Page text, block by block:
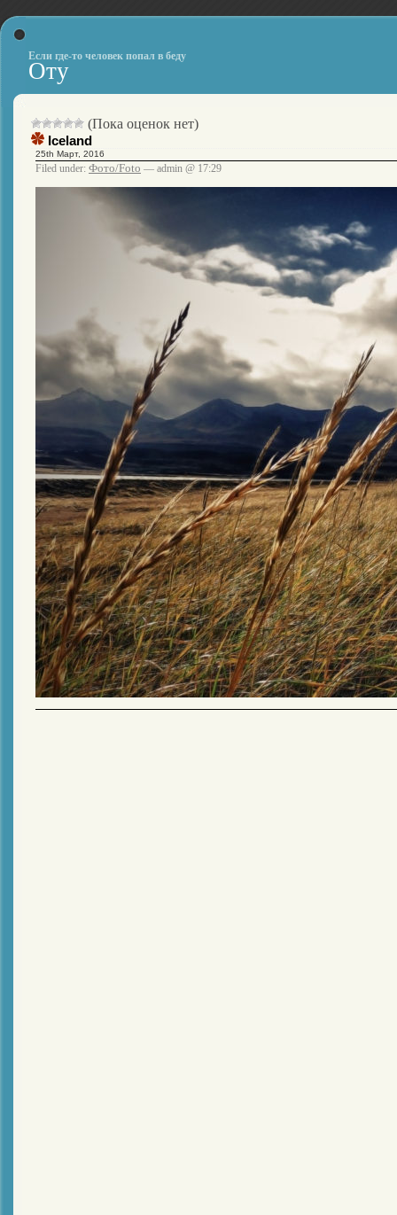
Если где-то человек попал в беду
Оту
(Пока оценок нет)
Iceland
25th Март, 2016
Filed under: Фото/Foto — admin @ 17:29